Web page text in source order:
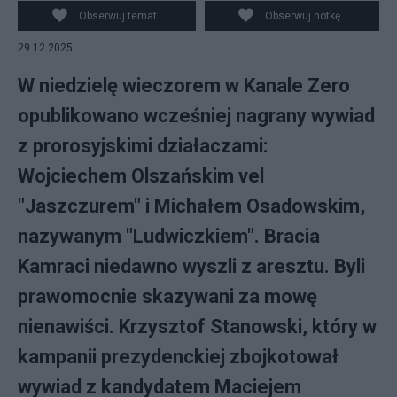
Obserwuj temat Obserwuj notkę
29.12.2025
W niedzielę wieczorem w Kanale Zero
opublikowano wcześniej nagrany wywiad
z prorosyjskimi działaczami:
Wojciechem Olszańskim vel
"Jaszczurem" i Michałem Osadowskim,
nazywanym "Ludwiczkiem". Bracia
Kamraci niedawno wyszli z aresztu. Byli
prawomocnie skazywani za mowę
nienawiści. Krzysztof Stanowski, który w
kampanii prezydenckiej zbojkotował
wywiad z kandydatem Maciejem